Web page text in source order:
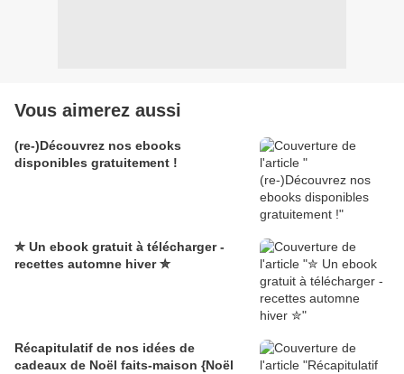
Vous aimerez aussi
(re-)Découvrez nos ebooks
disponibles gratuitement !
✮ Un ebook gratuit à télécharger -
recettes automne hiver ✮
Récapitulatif de nos idées de
cadeaux de Noël faits-maison {Noël